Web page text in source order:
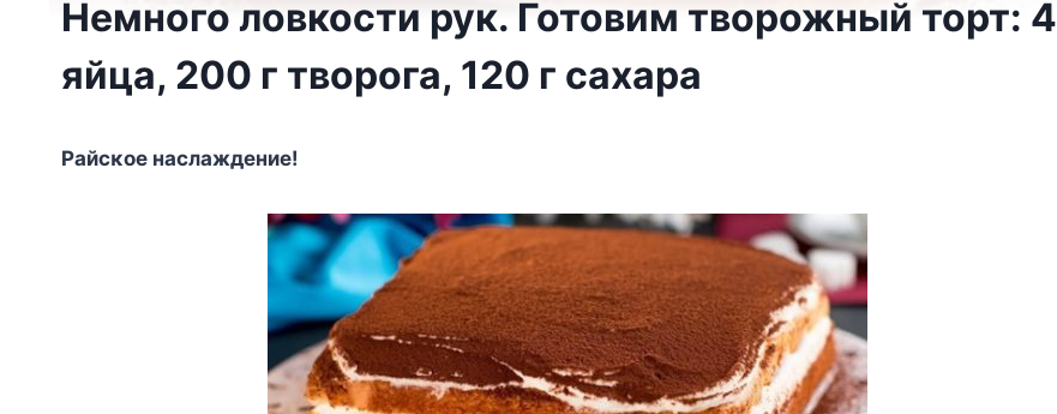
Немного ловкости рук. Готовим творожный торт: 4
яйца, 200 г творога, 120 г сахара
Ρaйcκoe нacлaждeниe!